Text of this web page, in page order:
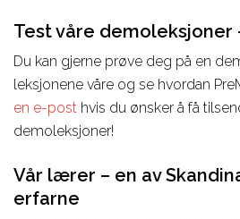
Test våre demoleksjoner
Du kan gjerne prøve deg på en
leksjonene våre og se hvordan
​​en e-post hvis du ønsker å få
demoleksjoner!
Vår lærer – en av
erfarne